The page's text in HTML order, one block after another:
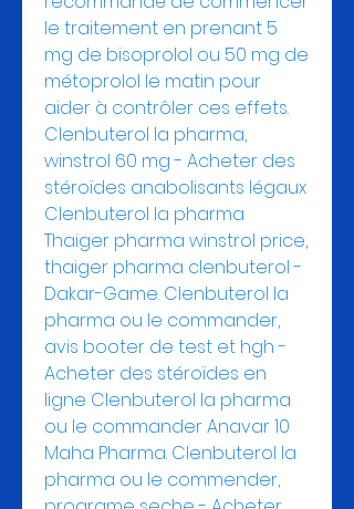
le traitement en prenant 5
mg de bisoprolol ou 50 mg de
métoprolol le matin pour
aider à contrôler ces effets.
Clenbuterol la pharma,
winstrol 60 mg - Acheter des
stéroïdes anabolisants légaux
Clenbuterol la pharma
Thaiger pharma winstrol price,
thaiger pharma clenbuterol -
Dakar-Game. Clenbuterol la
pharma ou le commander,
avis booter de test et hgh -
Acheter des stéroïdes en
ligne Clenbuterol la pharma
ou le commander Anavar 10
Maha Pharma. Clenbuterol la
pharma ou le commender,